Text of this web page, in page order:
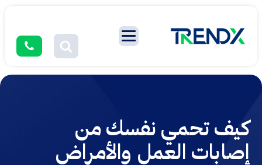
كيف تحمي نفسك من
إصابات العمل والأمراض